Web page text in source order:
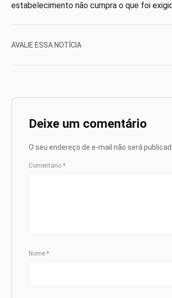
estabelecimento não cumpra o que foi
AVALIE ESSA NOTÍCIA
Deixe um comentário
O seu endereço de e-mail não será
Comentário *
Nome *